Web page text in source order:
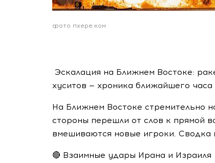
фото пхере.ком
Эскалация на Ближнем Востоке:
хуситов — хроника ближайшего часа
На Ближнем Востоке стремительно
стороны перешли от слов к прямой
вмешиваются новые игроки. Сводка
🔴 Взаимные удары Ирана и Израиля